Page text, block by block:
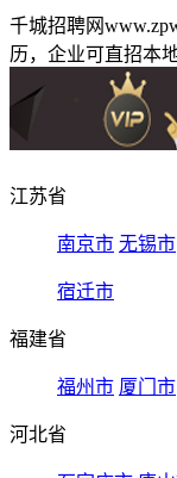
千城招聘网
历，企业可直招本
江苏省
南京市 无锡市
宿迁市
福建省
福州市 厦门市
河北省